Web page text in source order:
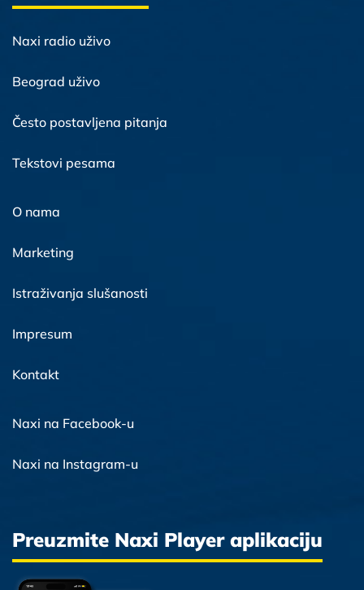
Naxi radio uživo
Beograd uživo
Često postavljena pitanja
Tekstovi pesama
O nama
Marketing
Istraživanja slušanosti
Impresum
Kontakt
Naxi na Facebook-u
Naxi na Instagram-u
Preuzmite Naxi Player aplikaciju